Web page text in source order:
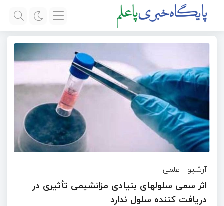
آرشیو - علمی
اثر سمی سلولهای بنیادی مزانشیمی تأثیری در
دریافت کننده سلول ندارد